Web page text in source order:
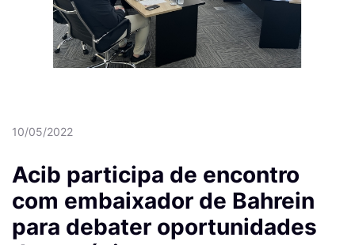
10/05/2022
Acib participa de encontro
com embaixador de Bahrein
para debater oportunidades